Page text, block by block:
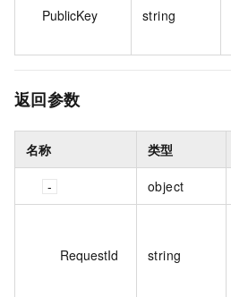
PublicKey string
返回参数
名称 类型
object
RequestId string